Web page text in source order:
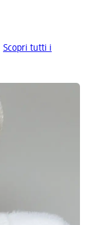
Scopri tutti i